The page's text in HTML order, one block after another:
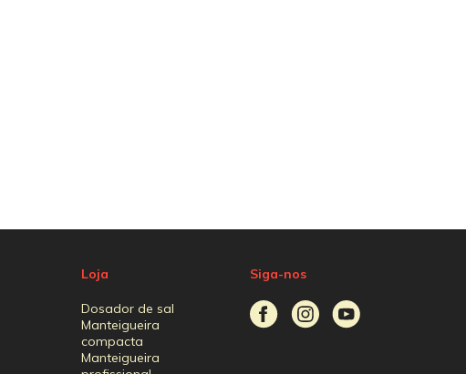
Loja
Dosador de sal
Manteigueira
compacta
Manteigueira
Siga-nos